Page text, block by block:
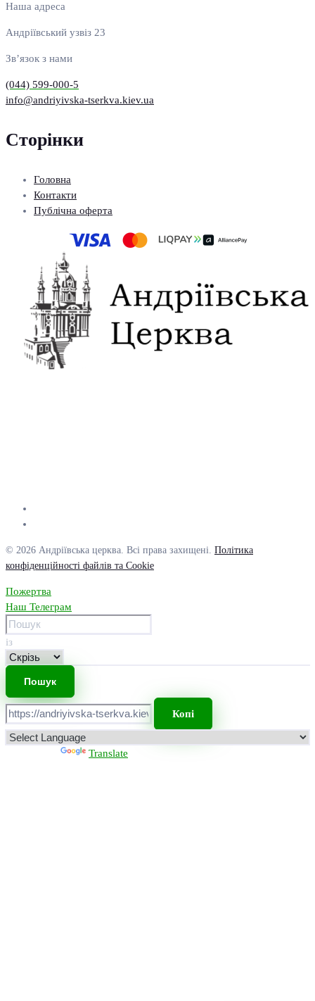
Наша адреса
Андріївський узвіз 23
Зв’язок з нами
(044) 599-000-5
info@andriyivska-tserkva.kiev.ua
Сторінки
Головна
Контакти
Публічна оферта
© 2026 Андріївська церква. Всі права захищені. Політика
конфіденційності файлів та Cookie
Пожертва
Наш Телеграм
із
Копі
Translate